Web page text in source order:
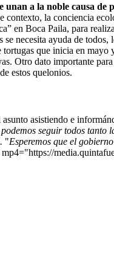
a la noble causa de
contexto, la conciencia
en Boca Paila, para
necesita ayuda de
que inicia en mayo
Otro dato importante
estos quelonios.
asistiendo e
seguir todos
"Esperemos que el